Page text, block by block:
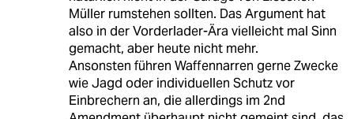
Müller rumstehen sollten. Das Argument hat
also in der Vorderlader-Ära vielleicht mal Sinn
gemacht, aber heute nicht mehr.
Ansonsten führen Waffennarren gerne Zwecke
wie Jagd oder individuellen Schutz vor
Einbrechern an, die allerdings im 2nd